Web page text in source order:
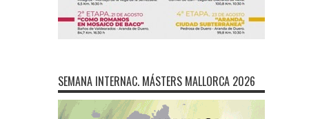
SEMANA INTERNAC. MÁSTERS MALLORCA 2026